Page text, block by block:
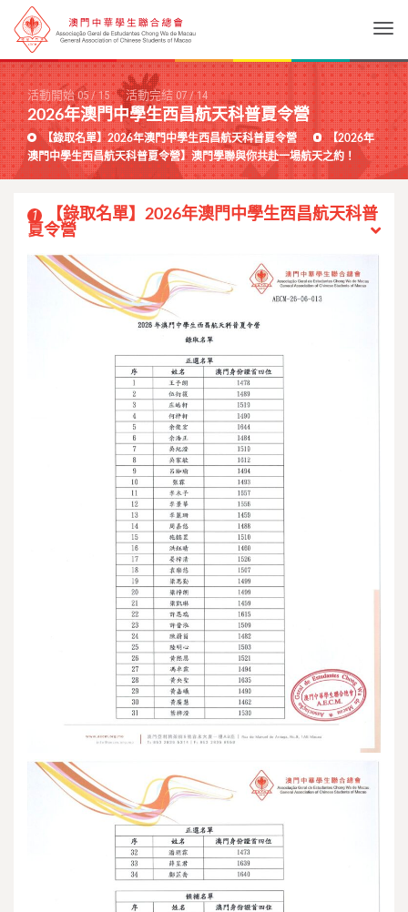
活動開始 05/15 活動完結 07/14
2026年澳門中學生西昌航天科普夏令營
【錄取名單】2026年澳門中學生西昌航天科普夏令營
【2026年
澳門中學生西昌航天科普夏令營】澳門學聯與你共赴一場航天之約！
1
【錄取名單】2026年澳門中學生西昌航天科普
夏令營